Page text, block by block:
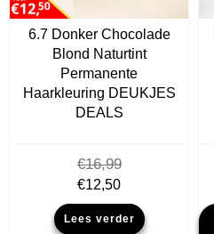
6.7 Donker Chocolade
Blond Naturtint
Permanente
Haarkleuring DEUKJES
DEALS
€16,99
Oorspronkelijke
prijs
was:
€12,50Huidige
prijs
is:
Lees verder